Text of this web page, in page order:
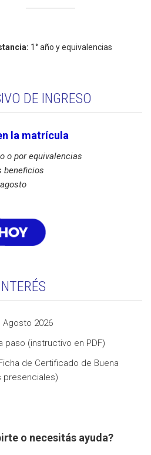
1° año y equivalencias
DE INGRESO
la matrícula
o por equivalencias
beneficios
2026
(instructivo en PDF)
de Certificado de Buena
presenciales)
o necesitás ayuda?